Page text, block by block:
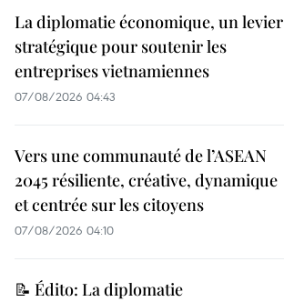
La diplomatie économique, un levier
stratégique pour soutenir les
entreprises vietnamiennes
07/08/2026 04:43
Vers une communauté de l’ASEAN
2045 résiliente, créative, dynamique
et centrée sur les citoyens
07/08/2026 04:10
📝 Édito: La diplomatie